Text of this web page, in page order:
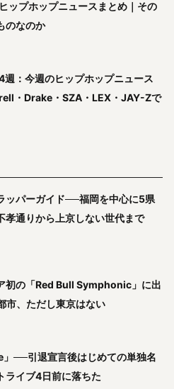
ップホップニュースまとめ｜その
のなのか
：今週のヒップホップニュース
・Drake・SZA・LEX・JAY-Zで
ッパーガイド──福岡を中心に5県
孝通りから上京しない世代まで
初の「Red Bull Symphonic」に出
市、ただし東京はない
──引退宣言後はじめての単独名
ライブ4日前に落ちた